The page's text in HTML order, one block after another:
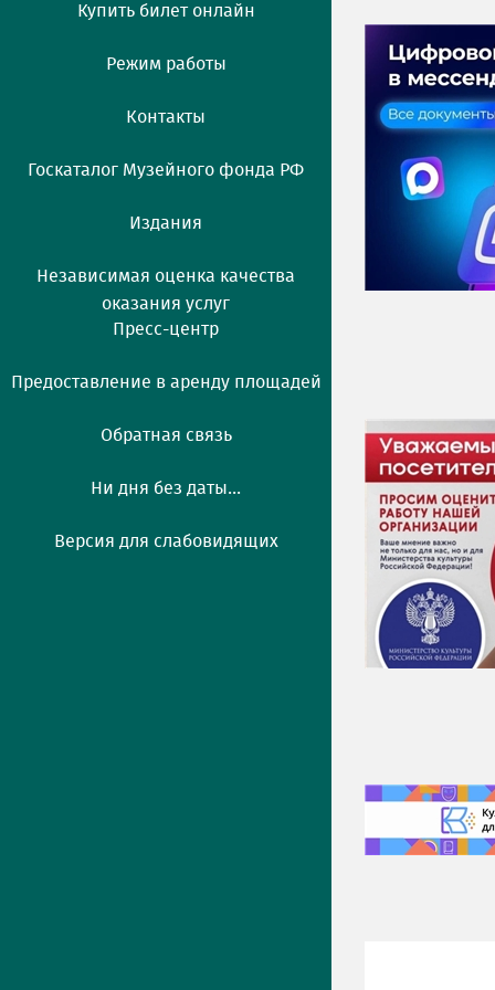
Купить билет онлайн
Режим работы
Контакты
Госкаталог Музейного фонда РФ
Издания
Независимая оценка качества
оказания услуг
Пресс-центр
Предоставление в аренду площадей
Обратная связь
Ни дня без даты...
Версия для слабовидящих